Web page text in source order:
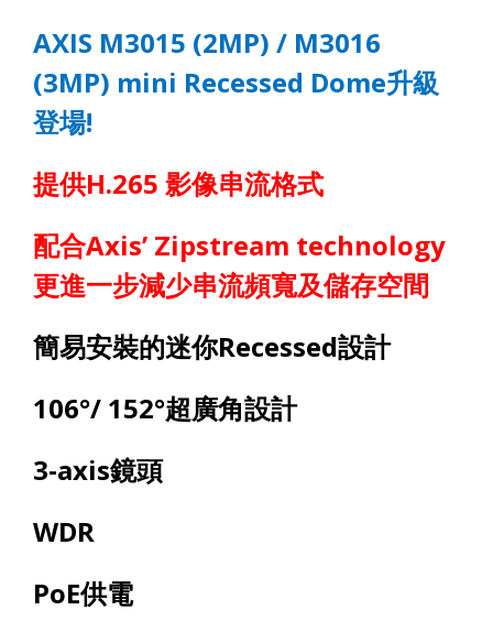
AXIS M3015 (2MP) / M3016
(3MP) mini Recessed Dome升級
登場!
提供H.265 影像串流格式
配合Axis’ Zipstream technology
更進一步減少串流頻寬及儲存空間
簡易安裝的迷你Recessed設計
106°/ 152°超廣角設計
3-axis鏡頭
WDR
PoE供電